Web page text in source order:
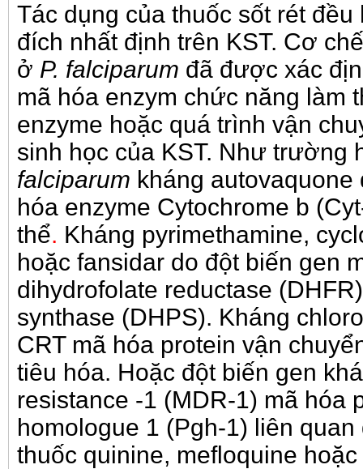
Tác dụng của thuốc sốt rét
đích nhất định trên KST. Cơ
ở P. falciparum đã được xác
mã hóa enzym chức năng làm
enzyme hoặc quá trình vận
sinh học của KST. Như trường
falciparum kháng
hóa enzyme Cytochrome b
thể. Kháng pyrimethamine,
hoặc fansidar do đột biến gen
dihydrofolate reductase
synthase (DHPS). Kháng
CRT mã hóa protein vận
tiêu hóa. Hoặc đột biến gen
resistance -1 (MDR-1) mã hóa
homologue 1 (Pgh-1) liên
thuốc quinine, mefloquine